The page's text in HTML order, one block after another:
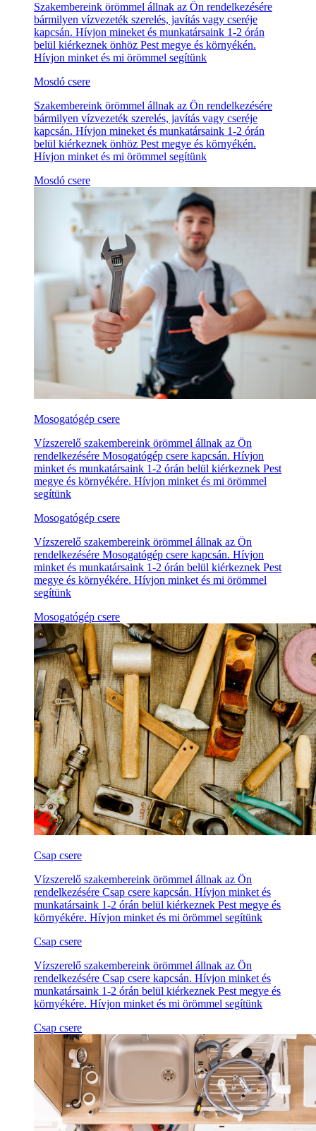
Szakembereink örömmel állnak az Ön rendelkezésére
bármilyen vízvezeték szerelés, javítás vagy cseréje
kapcsán. Hívjon mineket és munkatársaink 1-2 órán
belül kiérkeznek önhöz Pest megye és környékén.
Hívjon minket és mi örömmel segítünk
Mosdó csere
Szakembereink örömmel állnak az Ön rendelkezésére
bármilyen vízvezeték szerelés, javítás vagy cseréje
kapcsán. Hívjon mineket és munkatársaink 1-2 órán
belül kiérkeznek önhöz Pest megye és környékén.
Hívjon minket és mi örömmel segítünk
Mosdó csere
Mosogatógép csere
Vízszerelő szakembereink örömmel állnak az Ön
rendelkezésére Mosogatógép csere kapcsán. Hívjon
minket és munkatársaink 1-2 órán belül kiérkeznek Pest
megye és környékére. Hívjon minket és mi örömmel
segítünk
Mosogatógép csere
Vízszerelő szakembereink örömmel állnak az Ön
rendelkezésére Mosogatógép csere kapcsán. Hívjon
minket és munkatársaink 1-2 órán belül kiérkeznek Pest
megye és környékére. Hívjon minket és mi örömmel
segítünk
Mosogatógép csere
Csap csere
Vízszerelő szakembereink örömmel állnak az Ön
rendelkezésére Csap csere kapcsán. Hívjon minket és
munkatársaink 1-2 órán belül kiérkeznek Pest megye és
környékére. Hívjon minket és mi örömmel segítünk
Csap csere
Vízszerelő szakembereink örömmel állnak az Ön
rendelkezésére Csap csere kapcsán. Hívjon minket és
munkatársaink 1-2 órán belül kiérkeznek Pest megye és
környékére. Hívjon minket és mi örömmel segítünk
Csap csere